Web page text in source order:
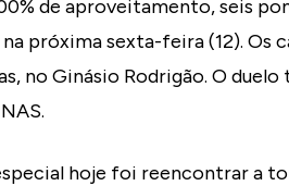
de aproveitamento, seis
próxima sexta-feira (12). Os
no Ginásio Rodrigão. O
hoje foi reencontrar a